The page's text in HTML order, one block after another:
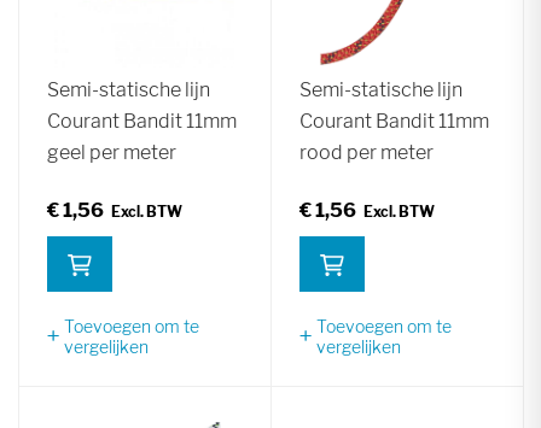
Semi-statische lijn
Courant Bandit 11mm
geel per meter
€ 1,56
Toevoegen om te
vergelijken
Semi-statische lijn
Courant Bandit 11mm
rood per meter
€ 1,56
Toevoegen om te
vergelijken